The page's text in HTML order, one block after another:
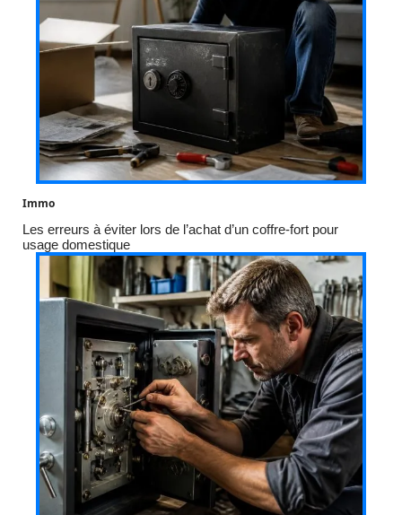
Immo
Les erreurs à éviter lors de l’achat d’un coffre-fort pour
usage domestique